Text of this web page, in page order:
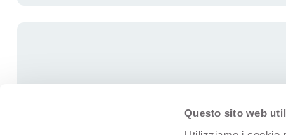
Questo sito web